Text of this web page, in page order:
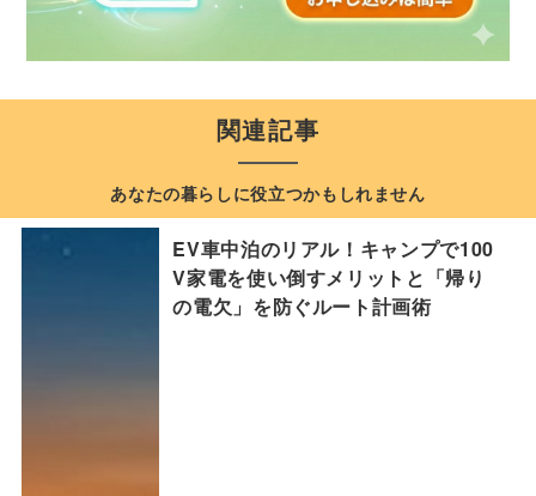
関連記事
あなたの暮らしに役立つかもしれません
EV車中泊のリアル！キャンプで100
V家電を使い倒すメリットと「帰り
の電欠」を防ぐルート計画術